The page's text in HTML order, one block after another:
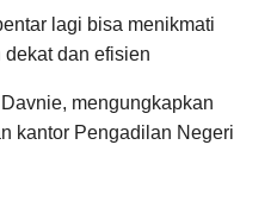
lagi bisa menikmati
dan efisien
mengungkapkan
kantor Pengadilan Negeri